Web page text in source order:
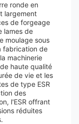
ronde en
largement
de forgeage
lames de
moulage sous
fabrication de
machinerie
haute qualité
de vie et les
de type ESR
des
l'ESR offrant
réduites